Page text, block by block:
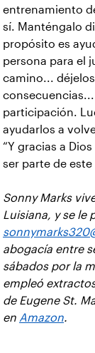
entrenamiento
sí. Manténgalo
propósito es
persona para el
camino...
participación.
ayudarlos a
“Y gracias a
ser parte de este
Sonny Marks
Luisiana, y se le
abogacía entre
sábados por la
empleó
de Eugene St.
en Amazon.